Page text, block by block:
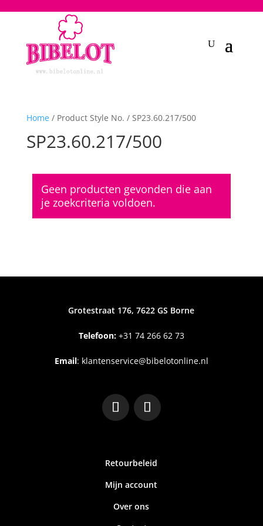
Home/ Product Style No. / SP23.60.217/500
SP23.60.217/500
Geen producten gevonden die aan
je zoekcriteria voldoen.
Grotestraat 176, 7622 GS Borne
Telefoon:+31 74 266 62 73
Email: klantenservice@bibelotonline.nl
Retourbeleid
Mijn account
Over ons